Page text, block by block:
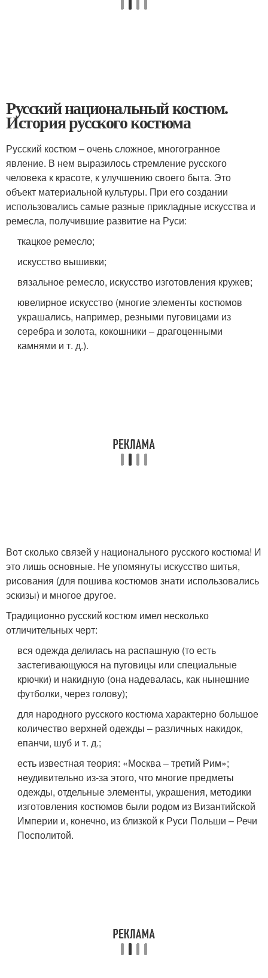
Русский национальный костюм.
История русского костюма
Русский костюм – очень сложное, многогранное
явление. В нем выразилось стремление русского
человека к красоте, к улучшению своего быта. Это
объект материальной культуры. При его создании
использовались самые разные прикладные искусства и
ремесла, получившие развитие на Руси:
ткацкое ремесло;
искусство вышивки;
вязальное ремесло, искусство изготовления кружев;
ювелирное искусство (многие элементы костюмов
украшались, например, резными пуговицами из
серебра и золота, кокошники – драгоценными
камнями и т. д.).
Вот сколько связей у национального русского костюма! И
это лишь основные. Не упомянуты искусство шитья,
рисования (для пошива костюмов знати использовались
эскизы) и многое другое.
Традиционно русский костюм имел несколько
отличительных черт:
вся одежда делилась на распашную (то есть
застегивающуюся на пуговицы или специальные
крючки) и накидную (она надевалась, как нынешние
футболки, через голову);
для народного русского костюма характерно большое
количество верхней одежды – различных накидок,
епанчи, шуб и т. д.;
есть известная теория: «Москва – третий Рим»;
неудивительно из-за этого, что многие предметы
одежды, отдельные элементы, украшения, методики
изготовления костюмов были родом из Византийской
Империи и, конечно, из близкой к Руси Польши – Речи
Посполитой.